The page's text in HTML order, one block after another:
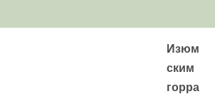
Изюм
ским
горра